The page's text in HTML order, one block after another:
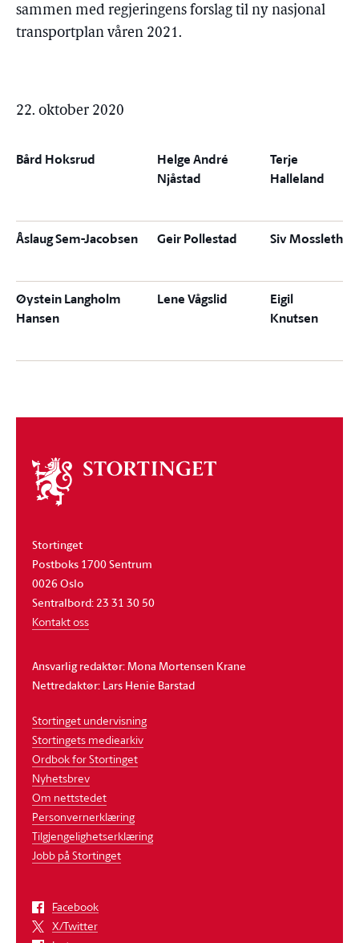
sammen med regjeringens forslag til ny nasjonal
transportplan våren 2021.
22. oktober 2020
Bård Hoksrud
Helge André
Njåstad
Terje
Halleland
Åslaug Sem-Jacobsen Geir Pollestad Siv Mossleth
Øystein Langholm
Hansen
Lene Vågslid
Eigil
Knutsen
Om
stortinget
Stortinget
Postboks 1700 Sentrum
0026 Oslo
Sentralbord: 23 31 30 50
Kontakt oss
Ansvarlig redaktør: Mona Mortensen Krane
Nettredaktør: Lars Henie Barstad
Stortinget undervisning
Stortingets mediearkiv
Ordbok for Stortinget
Nyhetsbrev
Om nettstedet
Personvernerklæring
Tilgjengelighetserklæring
Jobb på Stortinget
Facebook
X/Twitter